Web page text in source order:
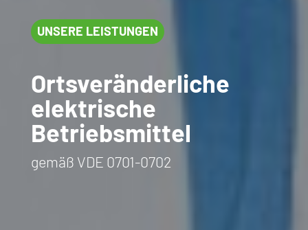
UNSERE LEISTUNGEN
Ortsveränderliche
elektrische
Betriebsmittel
gemäß VDE 0701-0702